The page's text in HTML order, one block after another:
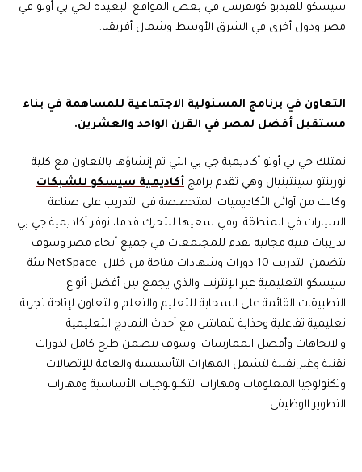
سيسكو للفيديو كونفرنس في بعض المواقع البعيدة لجي بي أوتو في
مصر ودول أخرى في الشرق الأوسط وشمال أفريقيا.
التعاون في برنامج المسئولية الاجتماعية للمساهمة في بناء
مستقبل أفضل لمصر في القرن الواحد والعشرين.
تمتلك جي بي أوتو أكاديمية جي بي التي تم إنشاؤها بالتعاون مع كلية
تورينتو سينتينيال وهي تقدم برامج أكاديمية سيسكو للشبكات
وكانت من أوائل الأكاديميات المتخصصة في التدريب على صناعة
السيارات في المنطقة. وفي سعيها للتحرك قدما، توفر أكاديمية جي بي
تدريبات فنية مجانية تقدم للمجتمعات في جميع أنحاء مصر وسوف
يتضمن التدريب 10 دورات وشهادات متاحة من خلال NetSpace بيئة
سيسكو التعليمية عبر الإنترنت والذي يجمع بين أفضل أنواع
التطبيقات القائمة على السحابة للتعليم والتعلم والتعاون لإتاحة تجربة
تعليمية تفاعلية وجذابة تتماشى مع أحدث النماذج التعليمية
والاتجاهات وأفضل الممارسات. وسوف تتضمن طرح كامل لدورات
تقنية وغير تقنية لتشمل المهارات التأسيسية والعامة للإتصالات
وتكنولوجيا المعلومات ومهارات التكنولوجيات الأساسية ومهارات
التطوير الوظيفي.